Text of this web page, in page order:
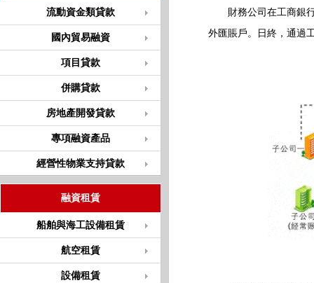
流動資金類貸款
國內貿易融資
項目貸款
併購貸款
房地產開發貸款
專項融資產品
經營性物業支持貸款
融資租賃
船舶與海工設備租賃
航空租賃
設備租賃
財務公司在工商銀行
外匯賬戶。日終，通過